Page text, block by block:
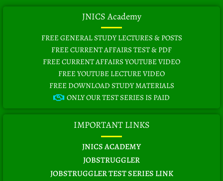
JNICS Academy
FREE GENERAL STUDY LECTURES & POSTS
FREE CURRENT AFFAIRS TEST & PDF
FREE CURRENT AFFAIRS YOUTUBE VIDEO
FREE YOUTUBE LECTURE VIDEO
FREE DOWNLOAD STUDY MATERIALS
ONLY OUR TEST SERIES IS PAID
IMPORTANT LINKS
JNICS ACADEMY
JOBSTRUGGLER
JOBSTRUGGLER TEST SERIES LINK